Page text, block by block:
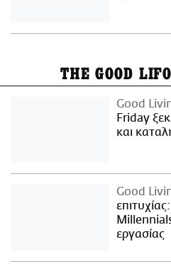
THE GOOD LIFO
Good
Friday
και
Good
εργασίας